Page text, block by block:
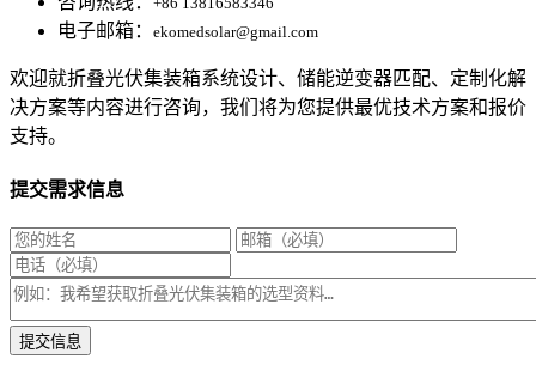
电子邮箱： ekomedsolar@gmail.com
欢迎就折叠光伏集装箱系统设计、储能逆变器匹配、定制化解
决方案等内容进行咨询，我们将为您提供最优技术方案和报价
支持。
提交需求信息